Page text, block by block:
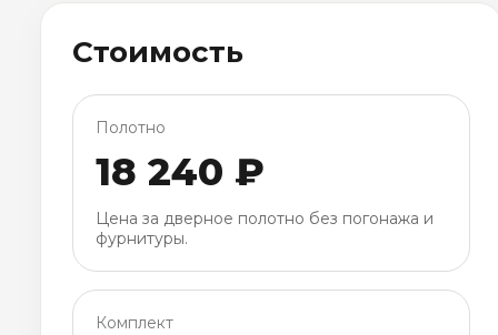
Стоимость
Полотно
18 240 ₽
Цена за дверное полотно без погонажа и
фурнитуры.
Комплект